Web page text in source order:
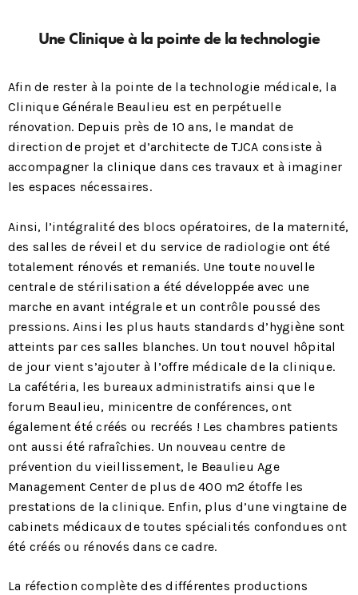
Une Clinique à la pointe de la technologie
Afin de rester à la pointe de la technologie médicale, la
Clinique Générale Beaulieu est en perpétuelle
rénovation. Depuis près de 10 ans, le mandat de
direction de projet et d’architecte de TJCA consiste à
accompagner la clinique dans ces travaux et à imaginer
les espaces nécessaires.
Ainsi, l’intégralité des blocs opératoires, de la maternité,
des salles de réveil et du service de radiologie ont été
totalement rénovés et remaniés. Une toute nouvelle
centrale de stérilisation a été développée avec une
marche en avant intégrale et un contrôle poussé des
pressions. Ainsi les plus hauts standards d’hygiène sont
atteints par ces salles blanches. Un tout nouvel hôpital
de jour vient s’ajouter à l’offre médicale de la clinique.
La cafétéria, les bureaux administratifs ainsi que le
forum Beaulieu, minicentre de conférences, ont
également été créés ou recréés ! Les chambres patients
ont aussi été rafraîchies. Un nouveau centre de
prévention du vieillissement, le Beaulieu Age
Management Center de plus de 400 m2 étoffe les
prestations de la clinique. Enfin, plus d’une vingtaine de
cabinets médicaux de toutes spécialités confondues ont
été créés ou rénovés dans ce cadre.
La réfection complète des différentes productions